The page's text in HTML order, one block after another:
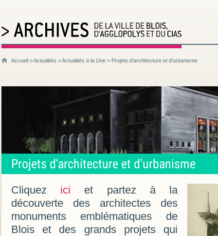
Accueil >Actualités >Actualités à la Une > Projets d'architecture et d'urbanisme
Projets d'architecture et d'urbanisme
Cliquez ici et partez à la
découverte des architectes des
monuments emblématiques de
Blois et des grands projets qui